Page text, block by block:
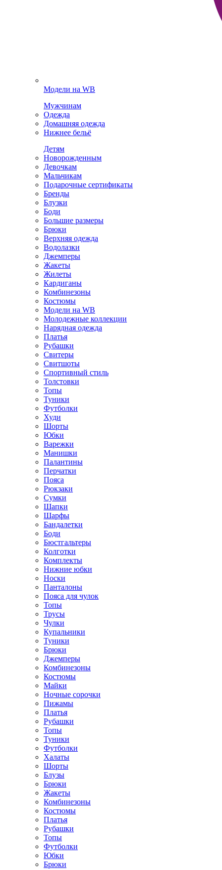
Модели на WB
Мужчинам
Одежда
Домашняя одежда
Нижнее бельё
Детям
Новорожденным
Девочкам
Мальчикам
Подарочные сертификаты
Бренды
Блузки
Боди
Большие размеры
Брюки
Верхняя одежда
Водолазки
Джемперы
Жакеты
Жилеты
Кардиганы
Комбинезоны
Костюмы
Модели на WB
Молодежные коллекции
Нарядная одежда
Платья
Рубашки
Свитеры
Свитшоты
Спортивный стиль
Толстовки
Топы
Туники
Футболки
Худи
Шорты
Юбки
Варежки
Манишки
Палантины
Перчатки
Пояса
Рюкзаки
Сумки
Шапки
Шарфы
Бандалетки
Боди
Бюстгальтеры
Колготки
Комплекты
Нижние юбки
Носки
Панталоны
Поясa для чулок
Топы
Трусы
Чулки
Купальники
Туники
Брюки
Джемперы
Комбинезоны
Костюмы
Майки
Ночные сорочки
Пижамы
Платья
Рубашки
Топы
Туники
Футболки
Халаты
Шорты
Блузы
Брюки
Жакеты
Комбинезоны
Костюмы
Платья
Рубашки
Топы
Футболки
Юбки
Брюки